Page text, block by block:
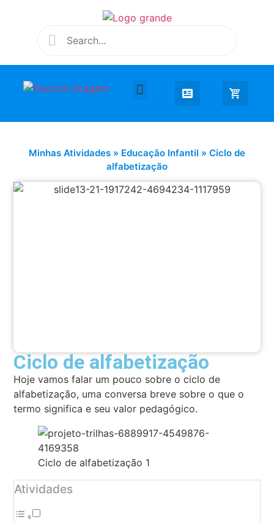
Minhas Atividades » Educação Infantil » Ciclo de
alfabetização
Ciclo de alfabetização
Hoje vamos falar um pouco sobre o ciclo de
alfabetização, uma conversa breve sobre o que o
termo significa e seu valor pedagógico.
Ciclo de alfabetização 1
Atividades